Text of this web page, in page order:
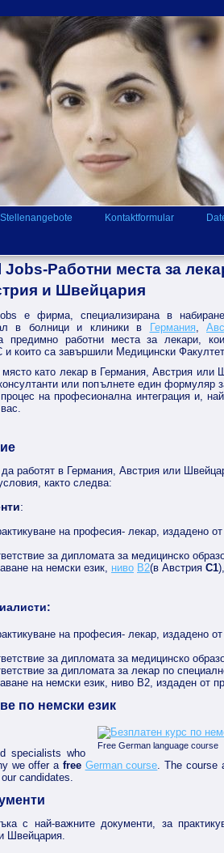
Stellenangebote Kontaktformular
Jobs-Работни места за
и Швейцария
е фирма, специализирана в
в болници и клиники в
Германия,
предимно работни места за лекари,
които са завършили Медицински
място като лекар в Германия, Австрия или
или попълнете един формуляр
на професионална интеграция и,
да работят в Германия, Австрия или
както следва:
:
на професия- лекар, издадено
за дипломата за медицинско
на немски език, ниво B2(в Австрия C1)
на професия- лекар, издадено
за дипломата за медицинско
за дипломата за лекар по
на немски език, ниво B2, издаден от
по немски език
Free German language course
who
we offer a free German course. The course
candidates.
с най-важните документи, за
Швейцария.